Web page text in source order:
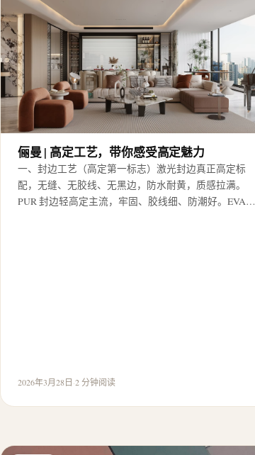
俪曼 | 高定工艺，带你感受高定魅力
一、封边工艺（高定第一标志）激光封边真正高定标
配，无缝、无胶线、无黑边，防水耐黄，质感拉满。
PUR 封边轻高定主流，牢固、胶线细、防潮好。EVA…
2026年3月28日·2 分钟阅读